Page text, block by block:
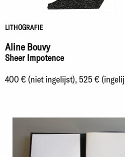
LITHOGRAFIE
Aline Bouvy
Sheer Impotence
400 € (niet ingelijst), 525 €